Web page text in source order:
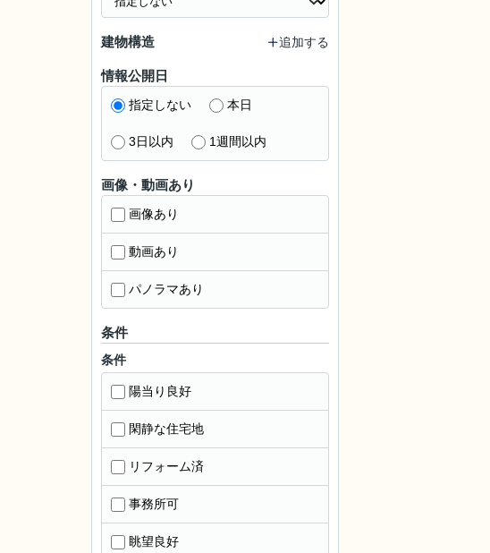
建物構造 追加する
情報公開日
指定しない 本日
3日以内 1週間以内
画像・動画あり
画像あり
動画あり
パノラマあり
条件
条件
陽当り良好
閑静な住宅地
リフォーム済
事務所可
眺望良好